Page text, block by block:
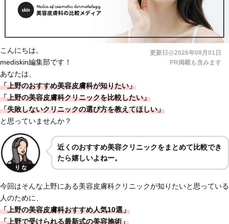
更新日@2026年08月01日
PR掲載も含みます
こんにちは。
mediskin編集部です！
あなたは、
「上野のおすすめ美容皮膚科が知りたい」
「上野の美容皮膚科クリニックを比較したい」
「失敗しないクリニックの選び方を教えてほしい」
と思っていませんか？
近くのおすすめ美容クリニックをまとめて比較でき
たら嬉しいよねー。
今回はそんな上野にある美容皮膚科クリニックが知りたいと思っている
人のために、
「上野の美容皮膚科おすすめ人気10選」
「上野で受けられる最新式の美容施術」